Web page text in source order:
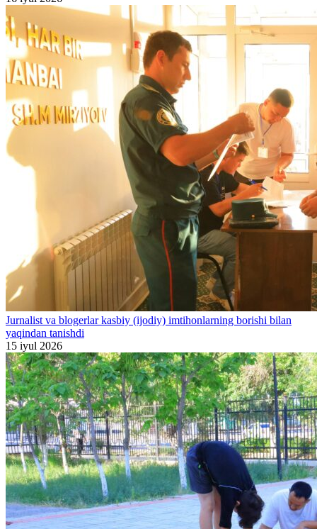
Jurnalist va blogerlar kasbiy (ijodiy) imtihonlarning borishi bilan
yaqindan tanishdi
15 iyul 2026